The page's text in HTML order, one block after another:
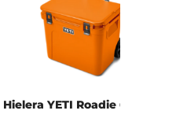
Hielera YETI Roadie 60